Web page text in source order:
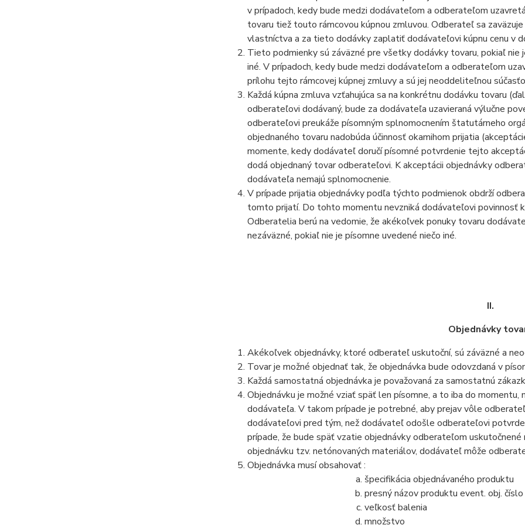
v prípadoch, kedy bude medzi dodávateľom a odberateľom
tovaru tiež touto rámcovou kúpnou zmluvou. Odberateľ sa
vlastníctva a za tieto dodávky zaplatiť dodávateľovi kúpnu cenu v
Tieto podmienky sú záväzné pre všetky dodávky tovaru, pokiaľ
iné. V prípadoch, kedy bude medzi dodávateľom a odberateľom
prílohu tejto rámcovej kúpnej zmluvy a sú jej neoddeliteľnou
Každá kúpna zmluva vzťahujúca sa na konkrétnu dodávku tovaru
odberateľovi dodávaný, bude za dodávateľa uzavieraná výlučne
odberateľovi preukáže písomným splnomocnením štatutárneho
objednaného tovaru nadobúda účinnosť okamihom prijatia
momente, kedy dodávateľ doručí písomné potvrdenie tejto
dodá objednaný tovar odberateľovi. K akceptácii objednávky
dodávateľa nemajú splnomocnenie.
V prípade prijatia objednávky podľa týchto podmienok obdrží
tomto prijatí. Do tohto momentu nevzniká dodávateľovi povinnosť
Odberatelia berú na vedomie, že akékoľvek ponuky tovaru
nezáväzné, pokiaľ nie je písomne uvedené niečo iné.
II.
Objednávky
Akékoľvek objednávky, ktoré odberateľ uskutoční, sú záväzné a
Tovar je možné objednať tak, že objednávka bude odovzdaná v
Každá samostatná objednávka je považovaná za samostatnú
Objednávku je možné vziať späť len písomne, a to iba do
dodávateľa. V takom prípade je potrebné, aby prejav vôle
dodávateľovi pred tým, než dodávateľ odošle odberateľovi
prípade, že bude späť vzatie objednávky odberateľom
objednávku tzv. netónovaných materiálov, dodávateľ môže
Objednávka musí obsahovať :
špecifikácia objednávaného produktu
presný názov produktu event. obj. číslo
veľkosť balenia
množstvo